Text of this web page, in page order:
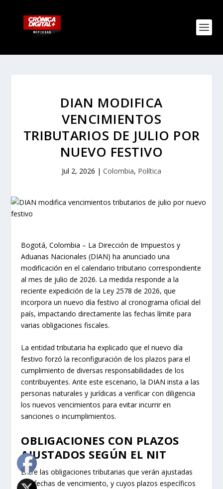
DIAN MODIFICA
VENCIMIENTOS
TRIBUTARIOS DE JULIO POR
NUEVO FESTIVO
Jul 2, 2026 | Colombia, Política
Bogotá, Colombia – La Dirección de Impuestos y
Aduanas Nacionales (DIAN) ha anunciado una
modificación en el calendario tributario correspondiente
al mes de julio de 2026. La medida responde a la
reciente expedición de la Ley 2578 de 2026, que
incorpora un nuevo día festivo al cronograma oficial del
país, impactando directamente las fechas límite para
varias obligaciones fiscales.
La entidad tributaria ha explicado que el nuevo día
festivo forzó la reconfiguración de los plazos para el
cumplimiento de diversas responsabilidades de los
contribuyentes. Ante este escenario, la DIAN insta a las
personas naturales y jurídicas a verificar con diligencia
los nuevos vencimientos para evitar incurrir en
sanciones o incumplimientos.
OBLIGACIONES CON PLAZOS
AJUSTADOS SEGÚN EL NIT
Entre las obligaciones tributarias que verán ajustadas
sus fechas de vencimiento, y cuyos plazos específicos